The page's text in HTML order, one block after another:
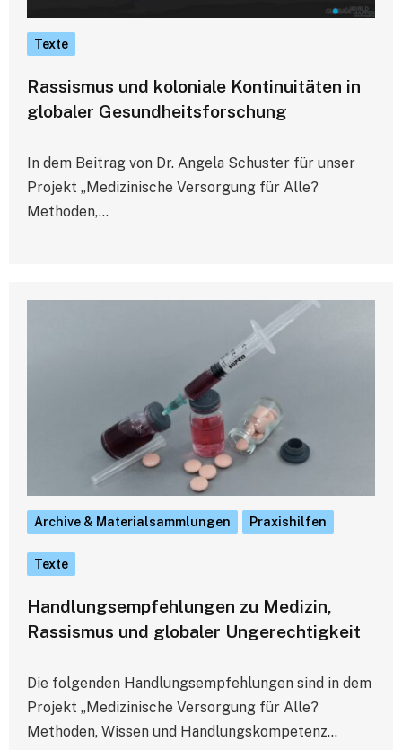
Texte
Rassismus und koloniale Kontinuitäten in
globaler Gesundheitsforschung
In dem Beitrag von Dr. Angela Schuster für unser
Projekt „Medizinische Versorgung für Alle?
Methoden,…
Archive & Materialsammlungen Praxishilfen
Texte
Handlungsempfehlungen zu Medizin,
Rassismus und globaler Ungerechtigkeit
Die folgenden Handlungsempfehlungen sind in dem
Projekt „Medizinische Versorgung für Alle?
Methoden, Wissen und Handlungskompetenz…